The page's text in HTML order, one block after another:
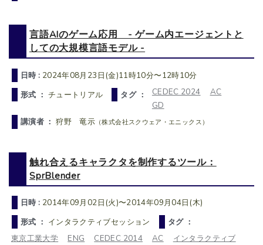
言語AIのゲーム応用 - ゲーム内エージェントと
しての大規模言語モデル -
日時 : 2024年08月23日(金)11時10分〜12時10分
形式 ： チュートリアル タグ ： CEDEC 2024
AC
GD
講演者 ：狩野 竜示 （株式会社スクウェア・エニックス）
触れ合えるキャラクタを制作するツール：
SprBlender
日時 : 2014年09月02日(火)〜2014年09月04日(木)
形式 ： インタラクティブセッション
タグ ：
東京工業大学
ENG CEDEC 2014 AC
インタラクティブ